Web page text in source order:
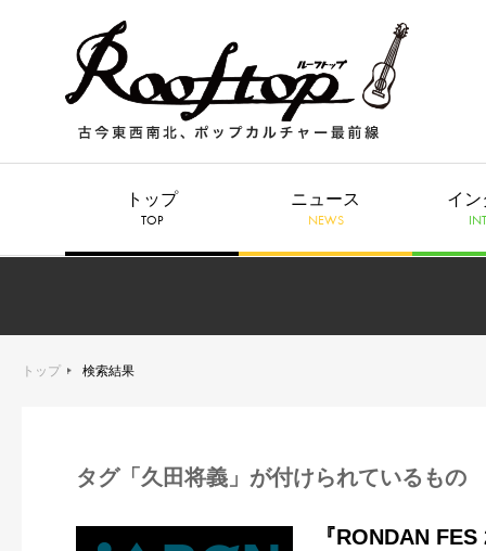
トップ
TOP
ニュース
NEWS
イン
トップ 検索結果
タグ「久田将義」が付けられているもの
『RONDAN